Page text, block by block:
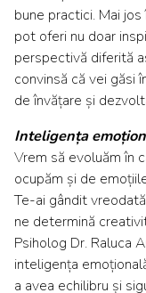
bune practici. Mai
pot oferi nu doar
perspectivă diferită
convinsă că vei găsi
de învățare și
Inteligența
Vrem să evoluăm în
ocupăm și de
Te-ai gândit
ne determină
Psiholog Dr. Raluca
inteligența
a avea echilibru și